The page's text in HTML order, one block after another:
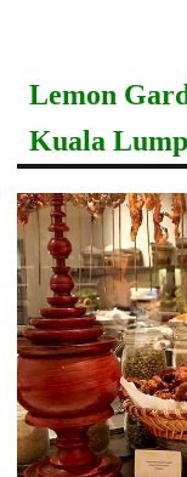
Lemon
Kuala